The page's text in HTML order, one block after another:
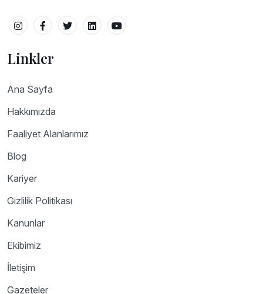
Linkler
Ana Sayfa
Hakkımızda
Faaliyet Alanlarımız
Blog
Kariyer
Gizlilik Politikası
Kanunlar
Ekibimiz
İletişim
Gazeteler